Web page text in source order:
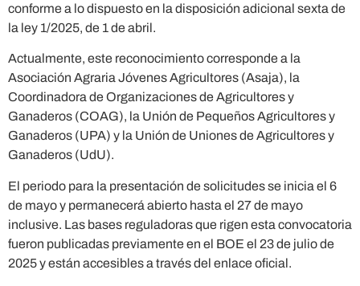
conforme a lo dispuesto en la disposición adicional sexta de
la ley 1/2025, de 1 de abril.
Actualmente, este reconocimiento corresponde a la
Asociación Agraria Jóvenes Agricultores (Asaja), la
Coordinadora de Organizaciones de Agricultores y
Ganaderos (COAG), la Unión de Pequeños Agricultores y
Ganaderos (UPA) y la Unión de Uniones de Agricultores y
Ganaderos (UdU).
El periodo para la presentación de solicitudes se inicia el 6
de mayo y permanecerá abierto hasta el 27 de mayo
inclusive. Las bases reguladoras que rigen esta convocatoria
fueron publicadas previamente en el BOE el 23 de julio de
2025 y están accesibles a través del enlace oficial.